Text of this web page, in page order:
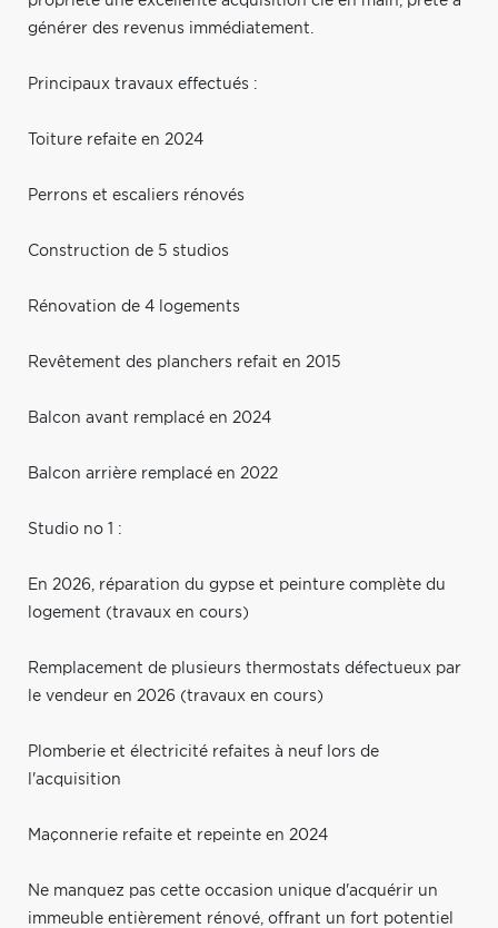
générer des revenus immédiatement.
Principaux travaux effectués :
Toiture refaite en 2024
Perrons et escaliers rénovés
Construction de 5 studios
Rénovation de 4 logements
Revêtement des planchers refait en 2015
Balcon avant remplacé en 2024
Balcon arrière remplacé en 2022
Studio no 1 :
En 2026, réparation du gypse et peinture complète du
logement (travaux en cours)
Remplacement de plusieurs thermostats défectueux par
le vendeur en 2026 (travaux en cours)
Plomberie et électricité refaites à neuf lors de
l'acquisition
Maçonnerie refaite et repeinte en 2024
Ne manquez pas cette occasion unique d'acquérir un
immeuble entièrement rénové, offrant un fort potentiel